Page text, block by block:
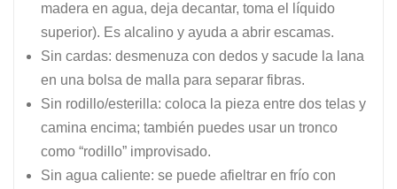
madera en agua, deja decantar, toma el líquido
superior). Es alcalino y ayuda a abrir escamas.
Sin cardas: desmenuza con dedos y sacude la lana
en una bolsa de malla para separar fibras.
Sin rodillo/esterilla: coloca la pieza entre dos telas y
camina encima; también puedes usar un tronco
como “rodillo” improvisado.
Sin agua caliente: se puede afieltrar en frío con